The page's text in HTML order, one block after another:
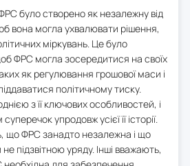
було створено як незалежну від
вона могла ухвалювати рішення,
міркувань. Це було
ФРС могла зосередитися на своїх
як регулювання грошової маси і
політичному тиску.
з її ключових особливостей, і
упродовж усієї її історії.
що ФРС занадто незалежна і що
підзвітною уряду. Інші вважають,